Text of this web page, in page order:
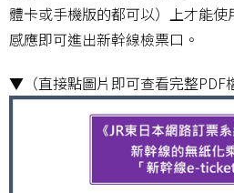
體卡或手機版的都可以）上才能
感應即可進出新幹線檢票口。
▼（直接點圖片即可查看完整PDF